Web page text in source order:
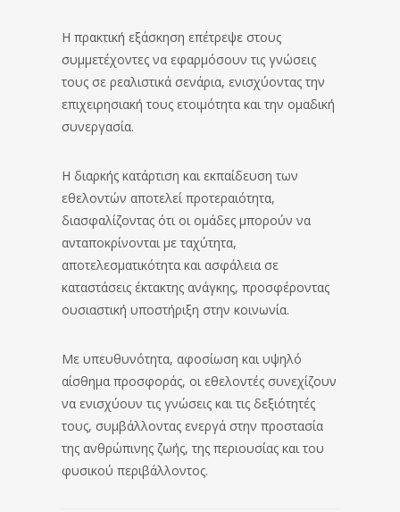
Η πρακτική εξάσκηση επέτρεψε στους
συμμετέχοντες να εφαρμόσουν τις γνώσεις
τους σε ρεαλιστικά σενάρια, ενισχύοντας την
επιχειρησιακή τους ετοιμότητα και την ομαδική
συνεργασία.
Η διαρκής κατάρτιση και εκπαίδευση των
εθελοντών αποτελεί προτεραιότητα,
διασφαλίζοντας ότι οι ομάδες μπορούν να
ανταποκρίνονται με ταχύτητα,
αποτελεσματικότητα και ασφάλεια σε
καταστάσεις έκτακτης ανάγκης, προσφέροντας
ουσιαστική υποστήριξη στην κοινωνία.
Με υπευθυνότητα, αφοσίωση και υψηλό
αίσθημα προσφοράς, οι εθελοντές συνεχίζουν
να ενισχύουν τις γνώσεις και τις δεξιότητές
τους, συμβάλλοντας ενεργά στην προστασία
της ανθρώπινης ζωής, της περιουσίας και του
φυσικού περιβάλλοντος.